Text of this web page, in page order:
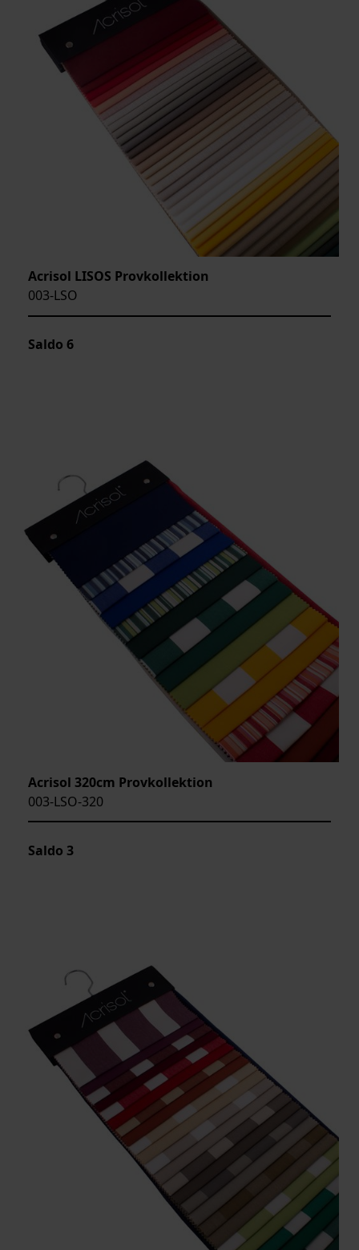
Acrisol LISOS Provkollektion
003-LSO
Saldo 6
Acrisol 320cm Provkollektion
003-LSO-320
Saldo 3